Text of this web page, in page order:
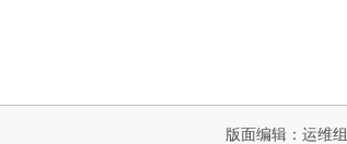
版面编辑：运维组